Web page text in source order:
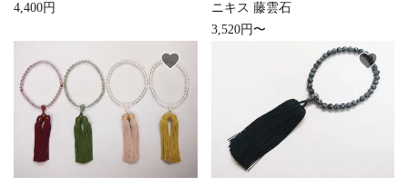
御香・線香
お手入れ用品
4,400円
ニキス 藤雲石
3,520円〜
favorite favorite